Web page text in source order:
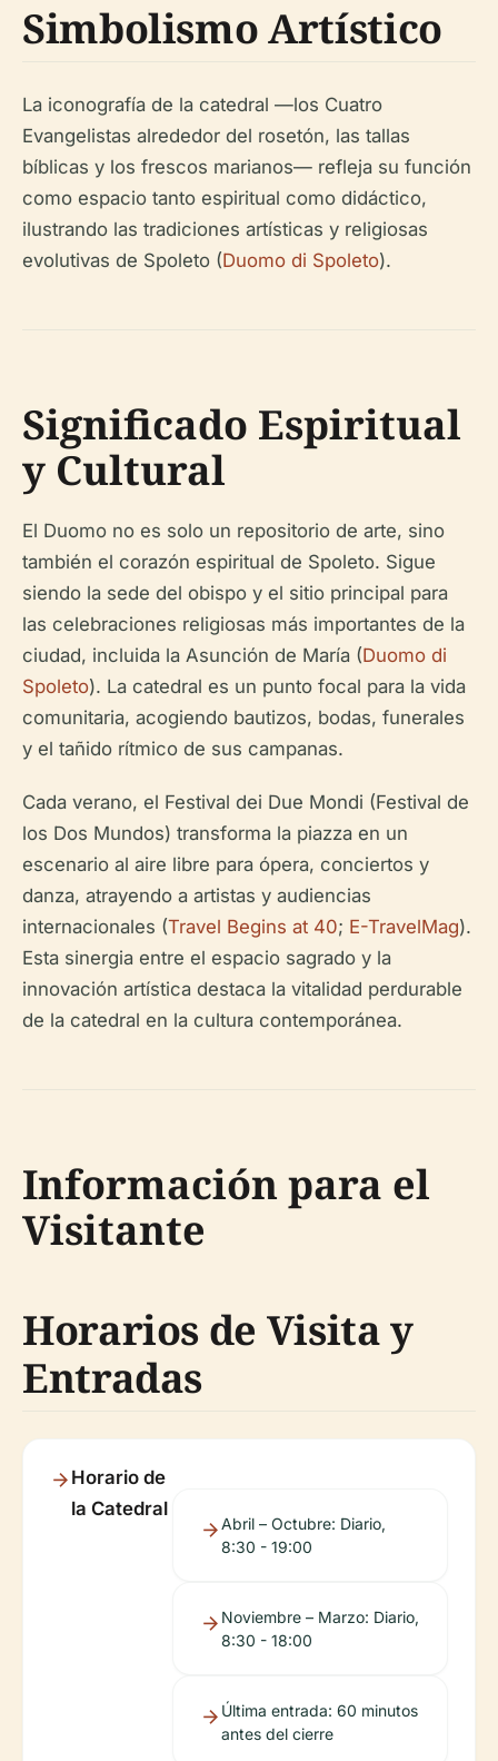
Simbolismo Artístico
La iconografía de la catedral —los Cuatro
Evangelistas alrededor del rosetón, las tallas
bíblicas y los frescos marianos— refleja su función
como espacio tanto espiritual como didáctico,
ilustrando las tradiciones artísticas y religiosas
evolutivas de Spoleto (Duomo di Spoleto).
Significado Espiritual
y Cultural
El Duomo no es solo un repositorio de arte, sino
también el corazón espiritual de Spoleto. Sigue
siendo la sede del obispo y el sitio principal para
las celebraciones religiosas más importantes de la
ciudad, incluida la Asunción de María (Duomo di
Spoleto). La catedral es un punto focal para la vida
comunitaria, acogiendo bautizos, bodas, funerales
y el tañido rítmico de sus campanas.
Cada verano, el Festival dei Due Mondi (Festival de
los Dos Mundos) transforma la piazza en un
escenario al aire libre para ópera, conciertos y
danza, atrayendo a artistas y audiencias
internacionales (Travel Begins at 40; E-TravelMag).
Esta sinergia entre el espacio sagrado y la
innovación artística destaca la vitalidad perdurable
de la catedral en la cultura contemporánea.
Información para el
Visitante
Horarios de Visita y
Entradas
Horario de
la Catedral
Abril – Octubre: Diario,
8:30 - 19:00
Noviembre – Marzo: Diario,
8:30 - 18:00
Última entrada: 60 minutos
antes del cierre